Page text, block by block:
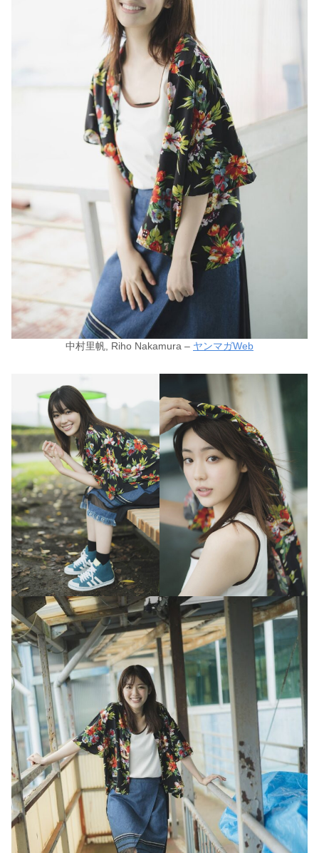
中村里帆, Riho Nakamura – ヤンマガWeb